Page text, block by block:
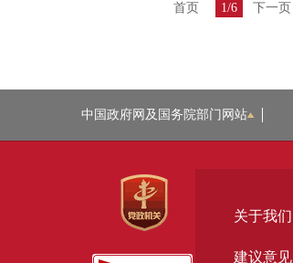
首页 1/6 下一页
中国政府网及国务院部门网站
关于我们
建议意见